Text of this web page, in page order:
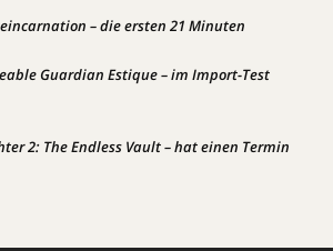
– die ersten 21 Minuten
Guardian Estique – im Import-Test
2: The Endless Vault – hat einen Termin